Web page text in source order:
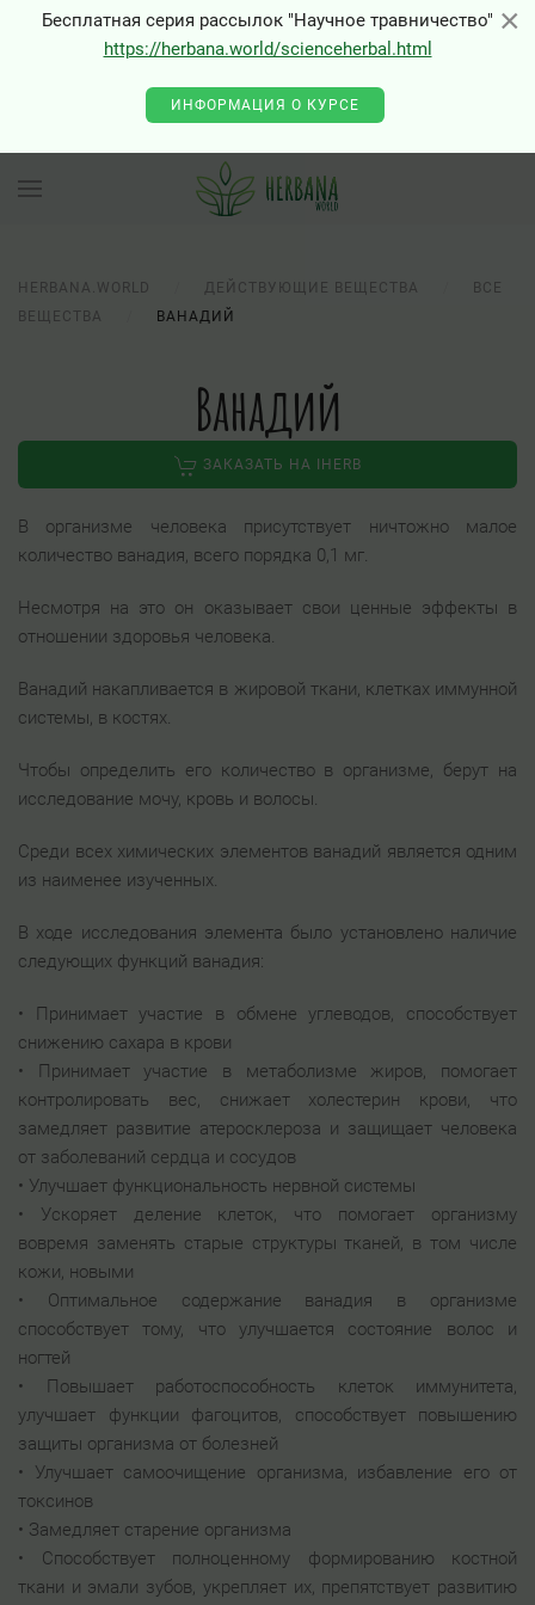
×
Бесплатная серия рассылок "Научное травничество"
https://herbana.world/scienceherbal.html
ИНФОРМАЦИЯ О КУРСЕ
HERBANA.WORLD ДЕЙСТВУЮЩИЕ ВЕЩЕСТВА
ВСЕ
ВЕЩЕСТВА
ВАНАДИЙ
Ванадий
ЗАКАЗАТЬ НА IHERB
В организме человека присутствует ничтожно малое
количество ванадия, всего порядка 0,1 мг.
Несмотря на это он оказывает свои ценные эффекты в
отношении здоровья человека.
Ванадий накапливается в жировой ткани, клетках иммунной
системы, в костях.
Чтобы определить его количество в организме, берут на
исследование мочу, кровь и волосы.
Среди всех химических элементов ванадий является одним
из наименее изученных.
В ходе исследования элемента было установлено наличие
следующих функций ванадия:
• Принимает участие в обмене углеводов, способствует
снижению сахара в крови
• Принимает участие в метаболизме жиров, помогает
контролировать вес, снижает холестерин крови, что
замедляет развитие атеросклероза и защищает человека
от заболеваний сердца и сосудов
• Улучшает функциональность нервной системы
• Ускоряет деление клеток, что помогает организму
вовремя заменять старые структуры тканей, в том числе
кожи, новыми
• Оптимальное содержание ванадия в организме
способствует тому, что улучшается состояние волос и
ногтей
• Повышает работоспособность клеток иммунитета,
улучшает функции фагоцитов, способствует повышению
защиты организма от болезней
• Улучшает самоочищение организма, избавление его от
токсинов
• Замедляет старение организма
• Способствует полноценному формированию костной
ткани и эмали зубов, укрепляет их, препятствует развитию
×